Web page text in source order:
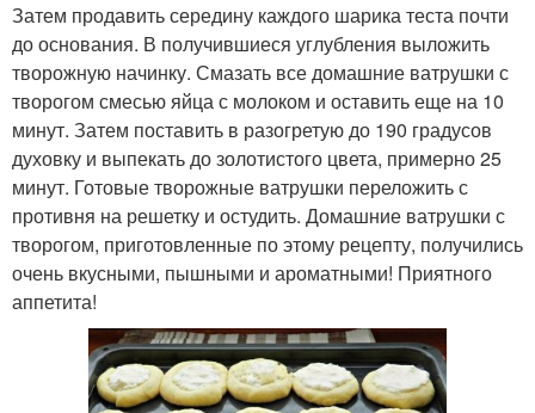
Затем продавить середину каждого шарика теста почти
до основания. В получившиеся углубления выложить
творожную начинку. Смазать все домашние ватрушки с
творогом смесью яйца с молоком и оставить еще на 10
минут. Затем поставить в разогретую до 190 градусов
духовку и выпекать до золотистого цвета, примерно 25
минут. Готовые творожные ватрушки переложить с
противня на решетку и остудить. Домашние ватрушки с
творогом, приготовленные по этому рецепту, получились
очень вкусными, пышными и ароматными! Приятного
аппетита!